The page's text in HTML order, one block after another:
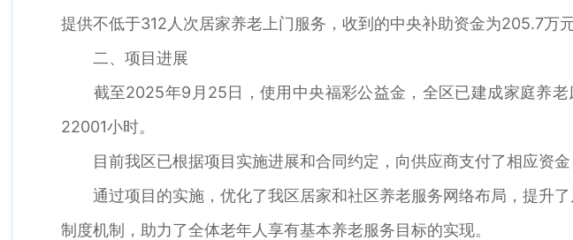
提供不低于312人次居家养老上门服务，收到的中央补助资金为205.7万元
二、项目进展
截至2025年9月25日，使用中央福彩公益金，全区已建成家庭养老
22001小时。
目前我区已根据项目实施进展和合同约定，向供应商支付了相应资金
通过项目的实施，优化了我区居家和社区养老服务网络布局，提升了
制度机制，助力了全体老年人享有基本养老服务目标的实现。